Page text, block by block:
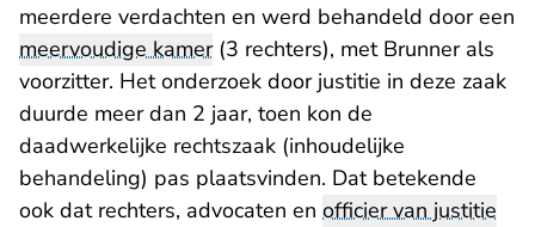
meerdere verdachten en werd behandeld door een
meervoudige kamer(3 rechters), met Brunner als
voorzitter. Het onderzoek door justitie in deze zaak
duurde meer dan 2 jaar, toen kon de
daadwerkelijke rechtszaak (inhoudelijke
behandeling) pas plaatsvinden. Dat betekende
ook dat rechters, advocaten en officier van justitie